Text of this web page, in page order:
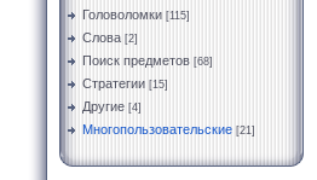
Головоломки [115]
Слова [2]
Поиск предметов [68]
Стратегии [15]
Другие [4]
Многопользовательские [21]